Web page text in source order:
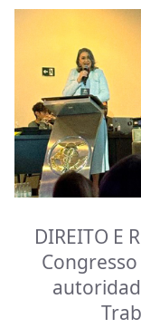
DIREITO E